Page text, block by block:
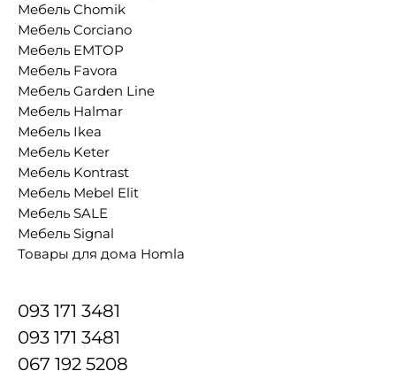
Мебель Chomik
Мебель Corciano
Мебель EMTOP
Мебель Favora
Мебель Garden Line
Мебель Halmar
Мебель Ikea
Мебель Keter
Мебель Kontrast
Мебель Mebel Elit
Мебель SALE
Мебель Signal
Товары для дома Homla
093 171 3481
093 171 3481
067 192 5208